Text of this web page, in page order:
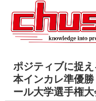
ポジティブに捉
本インカレ準優
ール大学選手権